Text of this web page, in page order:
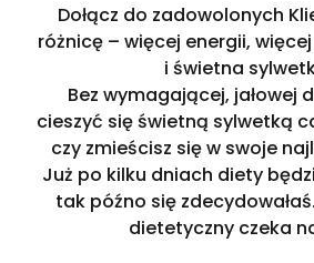
Dołącz do zadowolonych
różnicę – więcej energii,
i świetna
Bez wymagającej, jałowej
cieszyć się świetną sylwetką
czy zmieścisz się w swoje
Już po kilku dniach diety
tak późno się
dietetyczny czeka